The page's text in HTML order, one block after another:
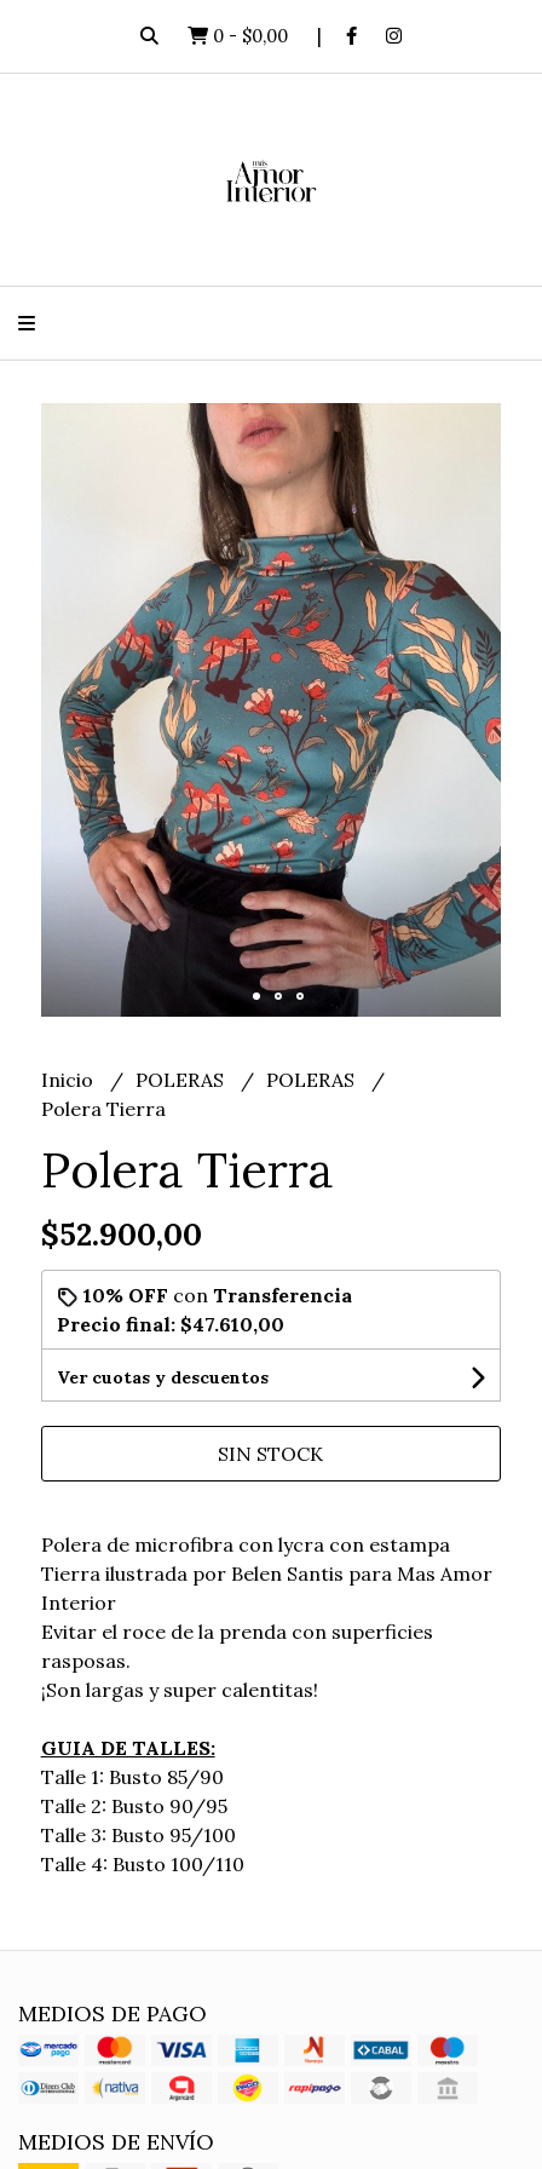
0 - $0,00
Inicio POLERAS
POLERAS
Polera Tierra
Polera Tierra
$52.900,00
10% OFF con Transferencia
Precio final: $47.610,00
Ver cuotas y descuentos
SIN STOCK
Polera de microfibra con lycra con estampa
Tierra ilustrada por Belen Santis para Mas Amor
Interior
Evitar el roce de la prenda con superficies
rasposas.
¡Son largas y super calentitas!
GUIA DE TALLES:
Talle 1: Busto 85/90
Talle 2: Busto 90/95
Talle 3: Busto 95/100
Talle 4: Busto 100/110
MEDIOS DE PAGO
MEDIOS DE ENVÍO